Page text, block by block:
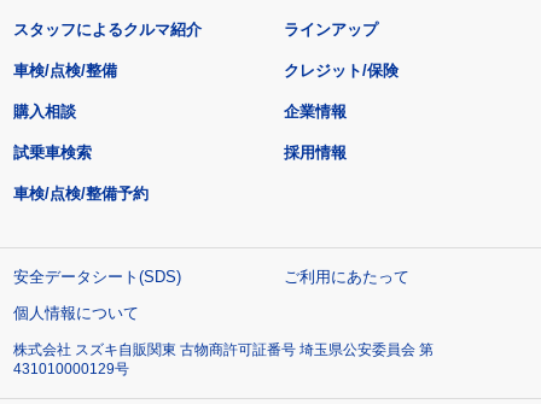
スタッフによるクルマ紹介 ラインアップ
車検/点検/整備 クレジット/保険
購入相談
試乗車検索
車検/点検/整備予約
企業情報
採用情報
安全データシート(SDS)
ご利用にあたって
個人情報について
株式会社 スズキ自販関東 古物商許可証番号 埼玉県公安委員会 第
431010000129号